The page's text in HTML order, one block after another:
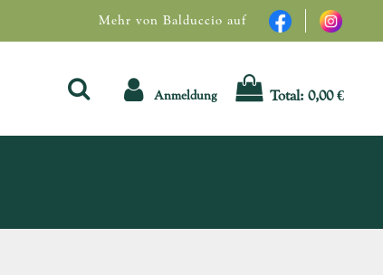
Mehr von Balduccio auf
Anmeldung Total: 0,00 €